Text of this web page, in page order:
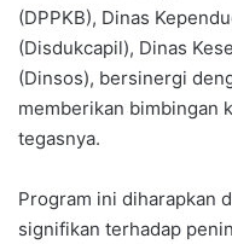
(DPPKB), Dinas
(Disdukcapil), Dinas
(Dinsos), bersinergi
memberikan bimbingan
tegasnya.
Program ini diharapkan
signifikan terhadap